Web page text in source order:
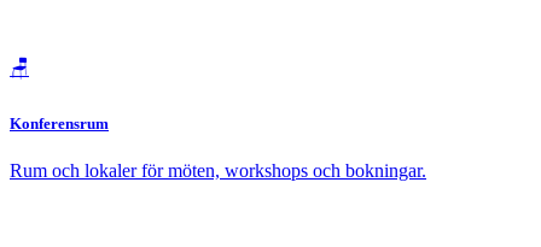
🪑
Konferensrum
Rum och lokaler för möten, workshops och bokningar.